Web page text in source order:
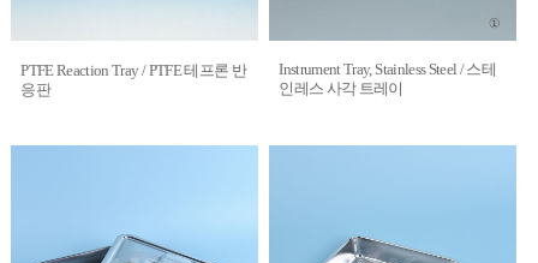
PTFE Reaction Tray / PTFE 테프론 반
응판
Instrument Tray, Stainless Steel / 스테
인레스 사각 트레이